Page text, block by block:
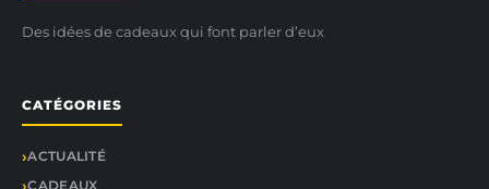
Des idées de cadeaux qui font parler d’eux
CATÉGORIES
ACTUALITÉ
CADEAUX